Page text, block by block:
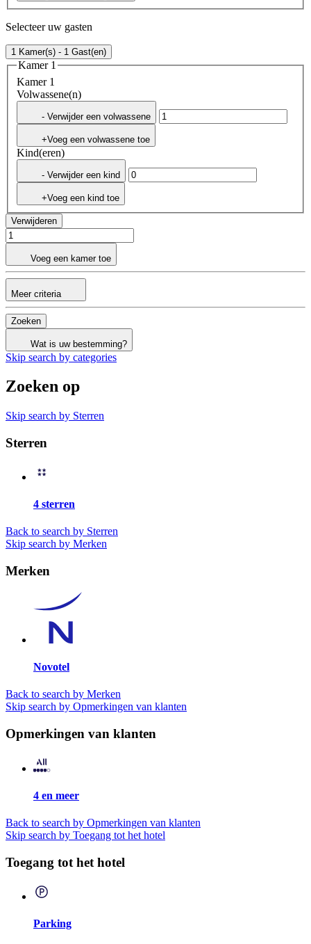
Selecteer uw gasten
1 Kamer(s) - 1 Gast(en)
Kamer 1
Kamer 1
Volwassene(n)
- Verwijder een volwassene
+Voeg een volwassene toe
Kind(eren)
- Verwijder een kind
+Voeg een kind toe
Verwijderen
Voeg een kamer toe
Meer criteria
Zoeken
Wat is uw bestemming?
Skip search by categories
Zoeken op
Skip search by Sterren
Sterren
4 sterren
Back to search by Sterren
Skip search by Merken
Merken
Novotel
Back to search by Merken
Skip search by Opmerkingen van klanten
Opmerkingen van klanten
4 en meer
Back to search by Opmerkingen van klanten
Skip search by Toegang tot het hotel
Toegang tot het hotel
Parking